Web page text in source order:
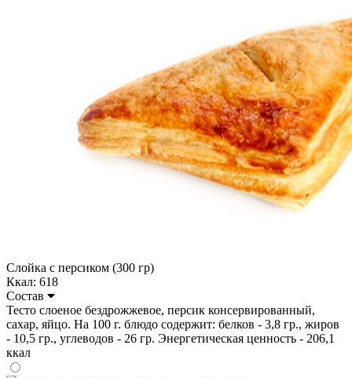
Слойка с персиком (300 гр)
Ккал: 618
Состав
Тесто слоеное бездрожжевое, персик консервированный,
сахар, яйцо. На 100 г. блюдо содержит: белков - 3,8 гр., жиров
- 10,5 гр., углеводов - 26 гр. Энергетическая ценность - 206,1
ккал